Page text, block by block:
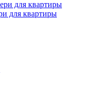
для квартиры
для квартиры